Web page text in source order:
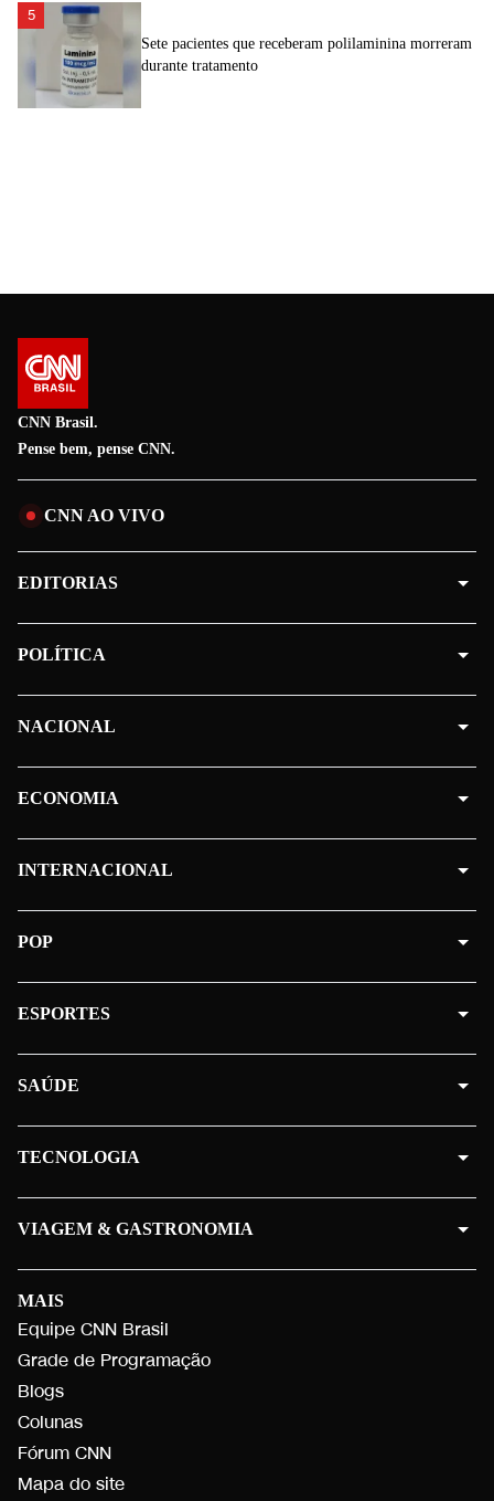
5
Sete pacientes que receberam polilaminina morreram
durante tratamento
CNN Brasil.
Pense bem, pense CNN.
CNN AO VIVO
MAIS
Equipe CNN Brasil
Grade de Programação
Blogs
Colunas
Fórum CNN
Mapa do site
EDITORIAS
POLÍTICA
NACIONAL
ECONOMIA
INTERNACIONAL
POP
ESPORTES
SAÚDE
TECNOLOGIA
VIAGEM & GASTRONOMIA